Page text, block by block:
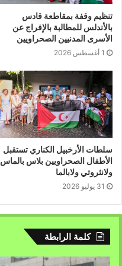
تنظيم وقفة بمقاطعة قادس
بالأندلس للمطالبة بالإفراج عن
الأسرى المدنيين الصحراويين
1 أغسطس 2026
سلطات الأرخبيل الكناري تستقبل
الأطفال الصحراويين بلاس بالماس
ولانثروتي ولابالما
31 يوليو 2026
كلمة الرابطة